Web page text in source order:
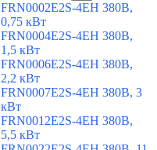
FRN0002E2S-4EH 380В,
0,75 кВт
FRN0004E2S-4EH 380В,
1,5 кВт
FRN0006E2S-4EH 380В,
2,2 кВт
FRN0007E2S-4EH 380В, 3
кВт
FRN0012E2S-4EH 380В,
5,5 кВт